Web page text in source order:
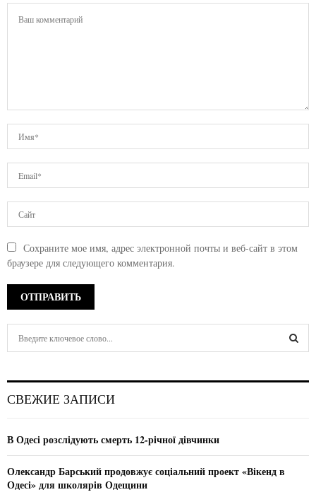
Сохраните мое имя, адрес электронной почты и веб-сайт в этом
браузере для следующего комментария.
h
o
СВЕЖИЕ ЗАПИСИ
В Одесі розслідують смерть 12-річної дівчинки
Олександр Барський продовжує соціальний проект «Вікенд в
Одесі» для школярів Одещини